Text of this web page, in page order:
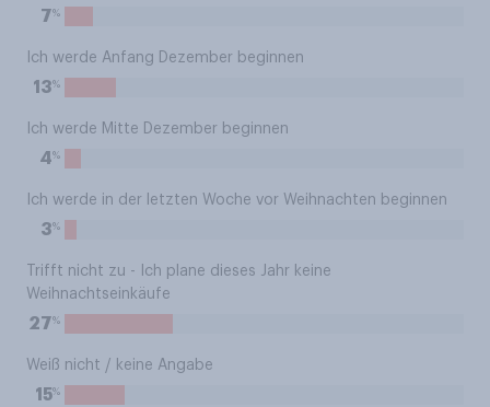
7%
Ich werde Anfang Dezember beginnen
13%
Ich werde Mitte Dezember beginnen
4%
Ich werde in der letzten Woche vor Weihnachten beginnen
3%
Trifft nicht zu - Ich plane dieses Jahr keine
Weihnachtseinkäufe
27%
Weiß nicht / keine Angabe
15%